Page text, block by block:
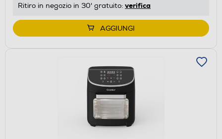
Ritiro in negozio in 30' gratuito: verifica
AGGIUNGI